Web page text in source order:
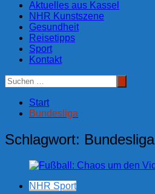
Aktuelles aus Kassel
NHR Kunstszene
Gesundheit
Reisetipps
Sport
Kontakt
Start
Bundesliga
Schlagwort: Bundesliga
NHR Sport